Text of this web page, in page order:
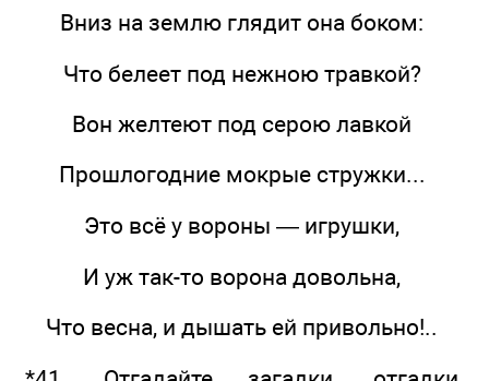
Вниз на землю глядит она боком:
Что белеет под нежною травкой?
Вон желтеют под серою лавкой
Прошлогодние мокрые стружки...
Это всё у вороны — игрушки,
И уж так-то ворона довольна,
Что весна, и дышать ей привольно!..